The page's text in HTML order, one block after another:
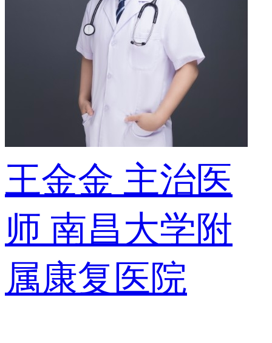
王金金 主治医
师 南昌大学附
属康复医院